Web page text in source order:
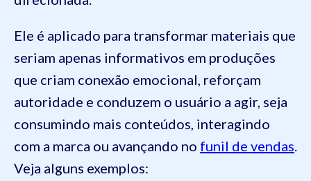
Ele é aplicado para transformar materiais que
seriam apenas informativos em produções
que criam conexão emocional, reforçam
autoridade e conduzem o usuário a agir, seja
consumindo mais conteúdos, interagindo
com a marca ou avançando no funil de vendas
Veja alguns exemplos: